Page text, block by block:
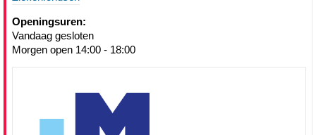
Openingsuren:
Vandaag gesloten
Morgen open 14:00 - 18:00